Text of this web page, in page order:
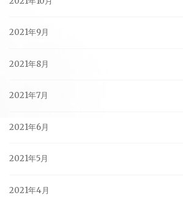
2021年9月
2021年8月
2021年7月
2021年6月
2021年5月
2021年4月